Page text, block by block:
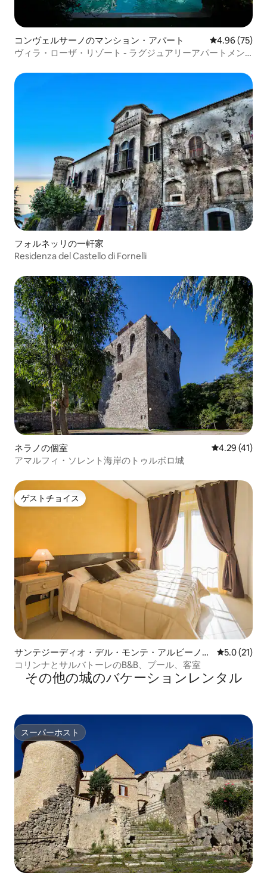
コンヴェルサーノのマンション・アパート レビュー75
4.96 (75)
ヴィラ・ローザ・リゾート - ラグジュアリーアパートメン
フォルネッリの一軒家
Residenza del Castello di Fornelli
ネラノの個室 レビュー41
4.29 (41)
アマルフィ・ソレント海岸のトゥルボロ城
ゲストチョイス
ゲストチョイス
サンテジーディオ・デル・モンテ・アルビーノの
個室
レビュー21
5.0 (21)
コリンナとサルバトーレのB&B、プール、客室
その他の城のバケーションレンタル
スーパーホスト
スーパーホスト